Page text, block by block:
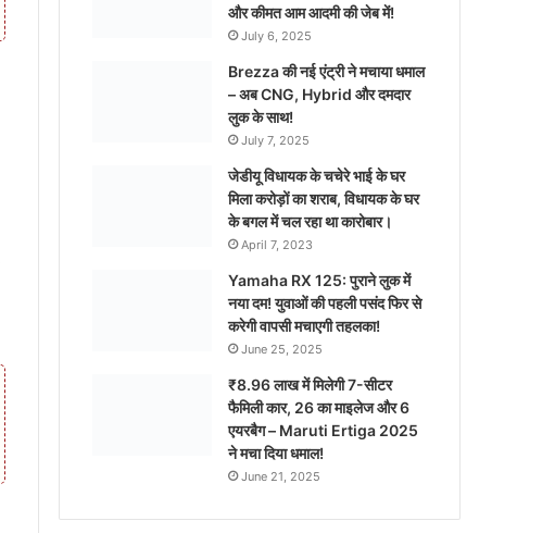
और कीमत आम आदमी की जेब में!
July 6, 2025
Brezza की नई एंट्री ने मचाया धमाल
– अब CNG, Hybrid और दमदार
लुक के साथ!
July 7, 2025
जेडीयू विधायक के चचेरे भाई के घर
मिला करोड़ों का शराब, विधायक के घर
के बगल में चल रहा था कारोबार।
April 7, 2023
Yamaha RX 125: पुराने लुक में
नया दम! युवाओं की पहली पसंद फिर से
करेगी वापसी मचाएगी तहलका!
June 25, 2025
₹8.96 लाख में मिलेगी 7-सीटर
फैमिली कार, 26 का माइलेज और 6
एयरबैग – Maruti Ertiga 2025
ने मचा दिया धमाल!
June 21, 2025